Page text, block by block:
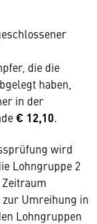
die die
haben,
in der
€ 12,10.
wird
Lohngruppe 2
Umreihung in
Lohngruppen